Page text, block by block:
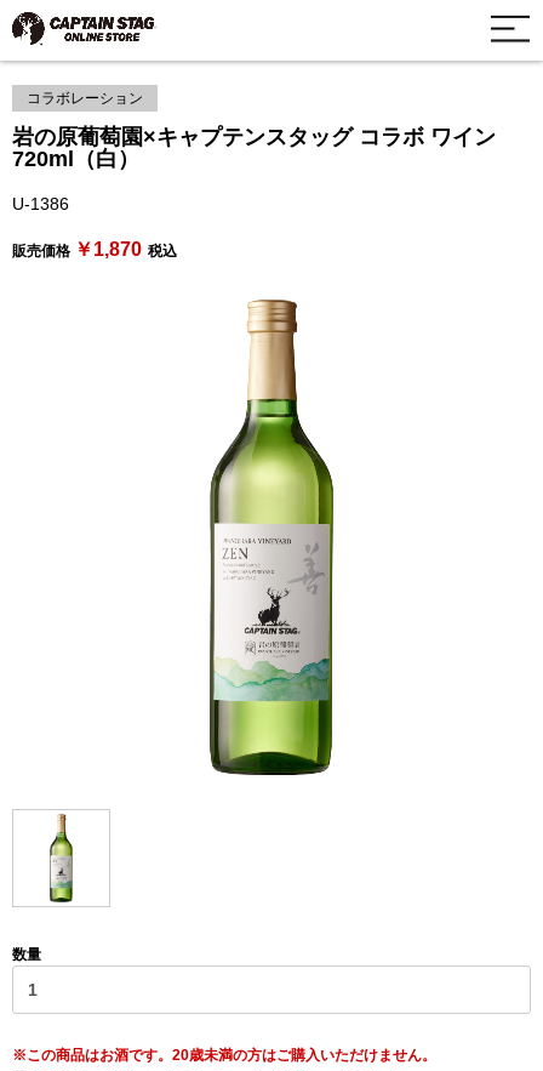
コラボレーション
岩の原葡萄園×キャプテンスタッグ コラボ ワイン
720ml（白）
U-1386
販売価格 ￥1,870 税込
数量
※この商品はお酒です。20歳未満の方はご購入いただけません。